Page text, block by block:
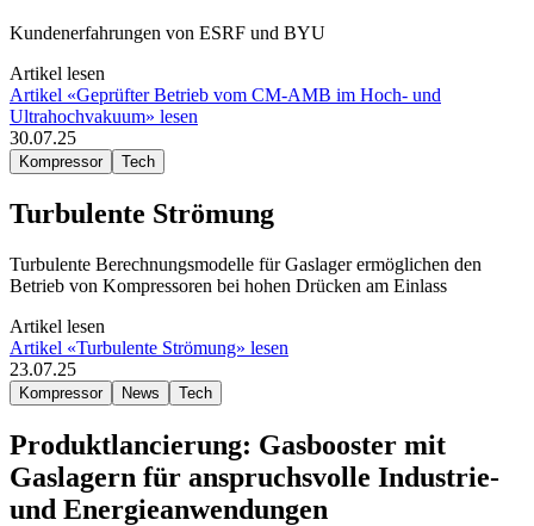
Kundenerfahrungen von ESRF und BYU
Artikel lesen
Artikel «Geprüfter Betrieb vom CM-AMB im Hoch- und
Ultrahochvakuum» lesen
30.07.25
Kompressor Tech
Turbulente Strömung
Turbulente Berechnungsmodelle für Gaslager ermöglichen den
Betrieb von Kompressoren bei hohen Drücken am Einlass
Artikel lesen
Artikel «Turbulente Strömung» lesen
23.07.25
Kompressor News Tech
Produktlancierung: Gasbooster mit
Gaslagern für anspruchsvolle Industrie-
und Energieanwendungen